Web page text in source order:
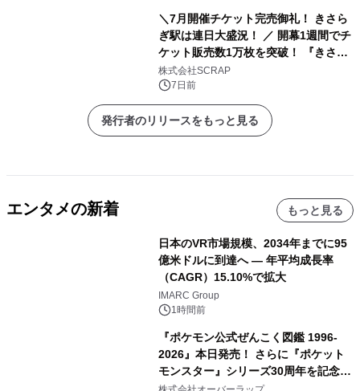
（金）からリアル脱出ゲーム名古屋店
で開催
＼7月開催チケット完売御礼！ きさら
ぎ駅は連日大盛況！ ／ 開幕1週間でチ
ケット販売数1万枚を突破！ 『きさら
ぎ駅からの脱出』10月分チケット販売
スタート
株式会社SCRAP
7日前
発行者のリリースをもっと見る
エンタメの新着 もっと見る
日本のVR市場規模、2034年までに95
億米ドルに到達へ ― 年平均成長率
（CAGR）15.10%で拡大
IMARC Group
1時間前
『ポケモン公式ぜんこく図鑑 1996-
2026』本日発売！ さらに『ポケット
モンスター』シリーズ30周年を記念し
た画集『ポケットモンスター ビジュア